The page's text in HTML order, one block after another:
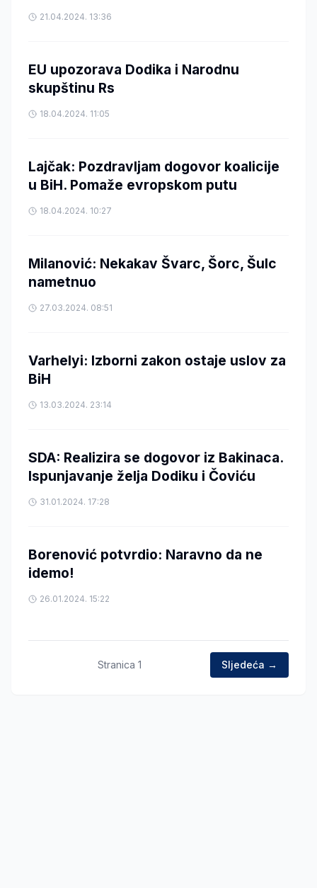
21.04.2024. 13:36
EU upozorava Dodika i Narodnu
skupštinu Rs
18.04.2024. 11:05
Lajčak: Pozdravljam dogovor koalicije
u BiH. Pomaže evropskom putu
18.04.2024. 10:27
Milanović: Nekakav Švarc, Šorc, Šulc
nametnuo
27.03.2024. 08:51
Varhelyi: Izborni zakon ostaje uslov za
BiH
13.03.2024. 23:14
SDA: Realizira se dogovor iz Bakinaca.
Ispunjavanje želja Dodiku i Čoviću
31.01.2024. 17:28
Borenović potvrdio: Naravno da ne
idemo!
26.01.2024. 15:22
Stranica 1 Sljedeća →